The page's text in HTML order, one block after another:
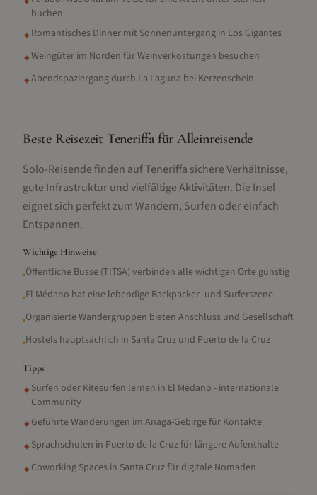
buchen
✦Romantisches Dinner mit Sonnenuntergang in Los Gigantes
✦Weingüter im Norden für Weinverkostungen besuchen
✦Abendspaziergang durch La Laguna bei Kerzenschein
Beste Reisezeit Teneriffa für Alleinreisende
Solo-Reisende finden auf Teneriffa sichere Verhältnisse,
gute Infrastruktur und vielfältige Aktivitäten. Die Insel
eignet sich perfekt zum Wandern, Surfen oder einfach
Entspannen.
Wichtige Hinweise
•Öffentliche Busse (TITSA) verbinden alle wichtigen Orte günstig
•El Médano hat eine lebendige Backpacker- und Surferszene
•Organisierte Wandergruppen bieten Anschluss und Gesellschaft
•Hostels hauptsächlich in Santa Cruz und Puerto de la Cruz
Tipps
✦Surfen oder Kitesurfen lernen in El Médano - internationale
Community
✦Geführte Wanderungen im Anaga-Gebirge für Kontakte
✦Sprachschulen in Puerto de la Cruz für längere Aufenthalte
✦Coworking Spaces in Santa Cruz für digitale Nomaden